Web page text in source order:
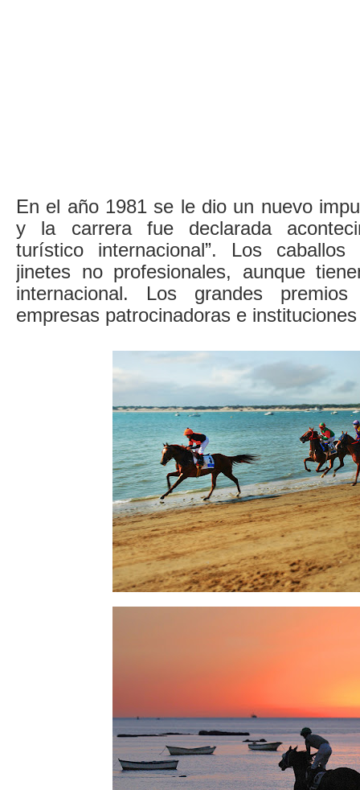
En el año 1981 se le dio un nuevo
y la carrera fue declarada
turístico internacional”. Los
jinetes no profesionales, aunque
internacional. Los grandes
empresas patrocinadoras e